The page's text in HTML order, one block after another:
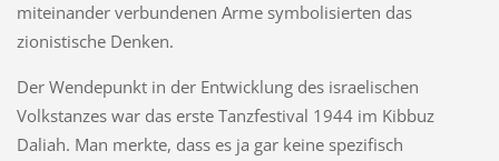
miteinander verbundenen Arme symbolisierten das
zionistische Denken.
Der Wendepunkt in der Entwicklung des israelischen
Volkstanzes war das erste Tanzfestival 1944 im Kibbuz
Daliah. Man merkte, dass es ja gar keine spezifisch